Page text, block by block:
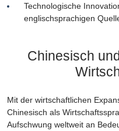
Technologische
englischsprachigen
Chinesisch
Mit der wirtschaftlichen
Chinesisch als
Aufschwung weltweit an